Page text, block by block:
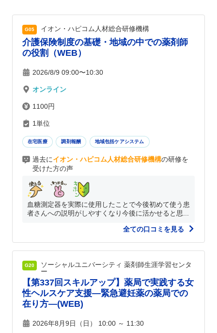
G05 イオン・ハピコム人材総合研修機構
介護保険制度の基礎・地域の中での薬剤師
の役割（WEB）
2026/8/9 09:00〜10:30
オンライン
1100円
1単位
在宅医療 調剤報酬 地域包括ケアシステム
過去にイオン・ハピコム人材総合研修機構の研修を
受けた方の声
血糖測定器を実際に使用したことで今後初めて使う患
者さんへの説明がしやすくなり今後に活かせると思...
全ての口コミを見る
G20
ソーシャルユニバーシティ 薬剤師生涯学習センタ
ー
【第337回スキルアップ】薬局で実践する女
性ヘルスケア支援―緊急避妊薬の薬局での
在り方―(WEB)
2026年8月9日（日） 10:00 ～ 11:30